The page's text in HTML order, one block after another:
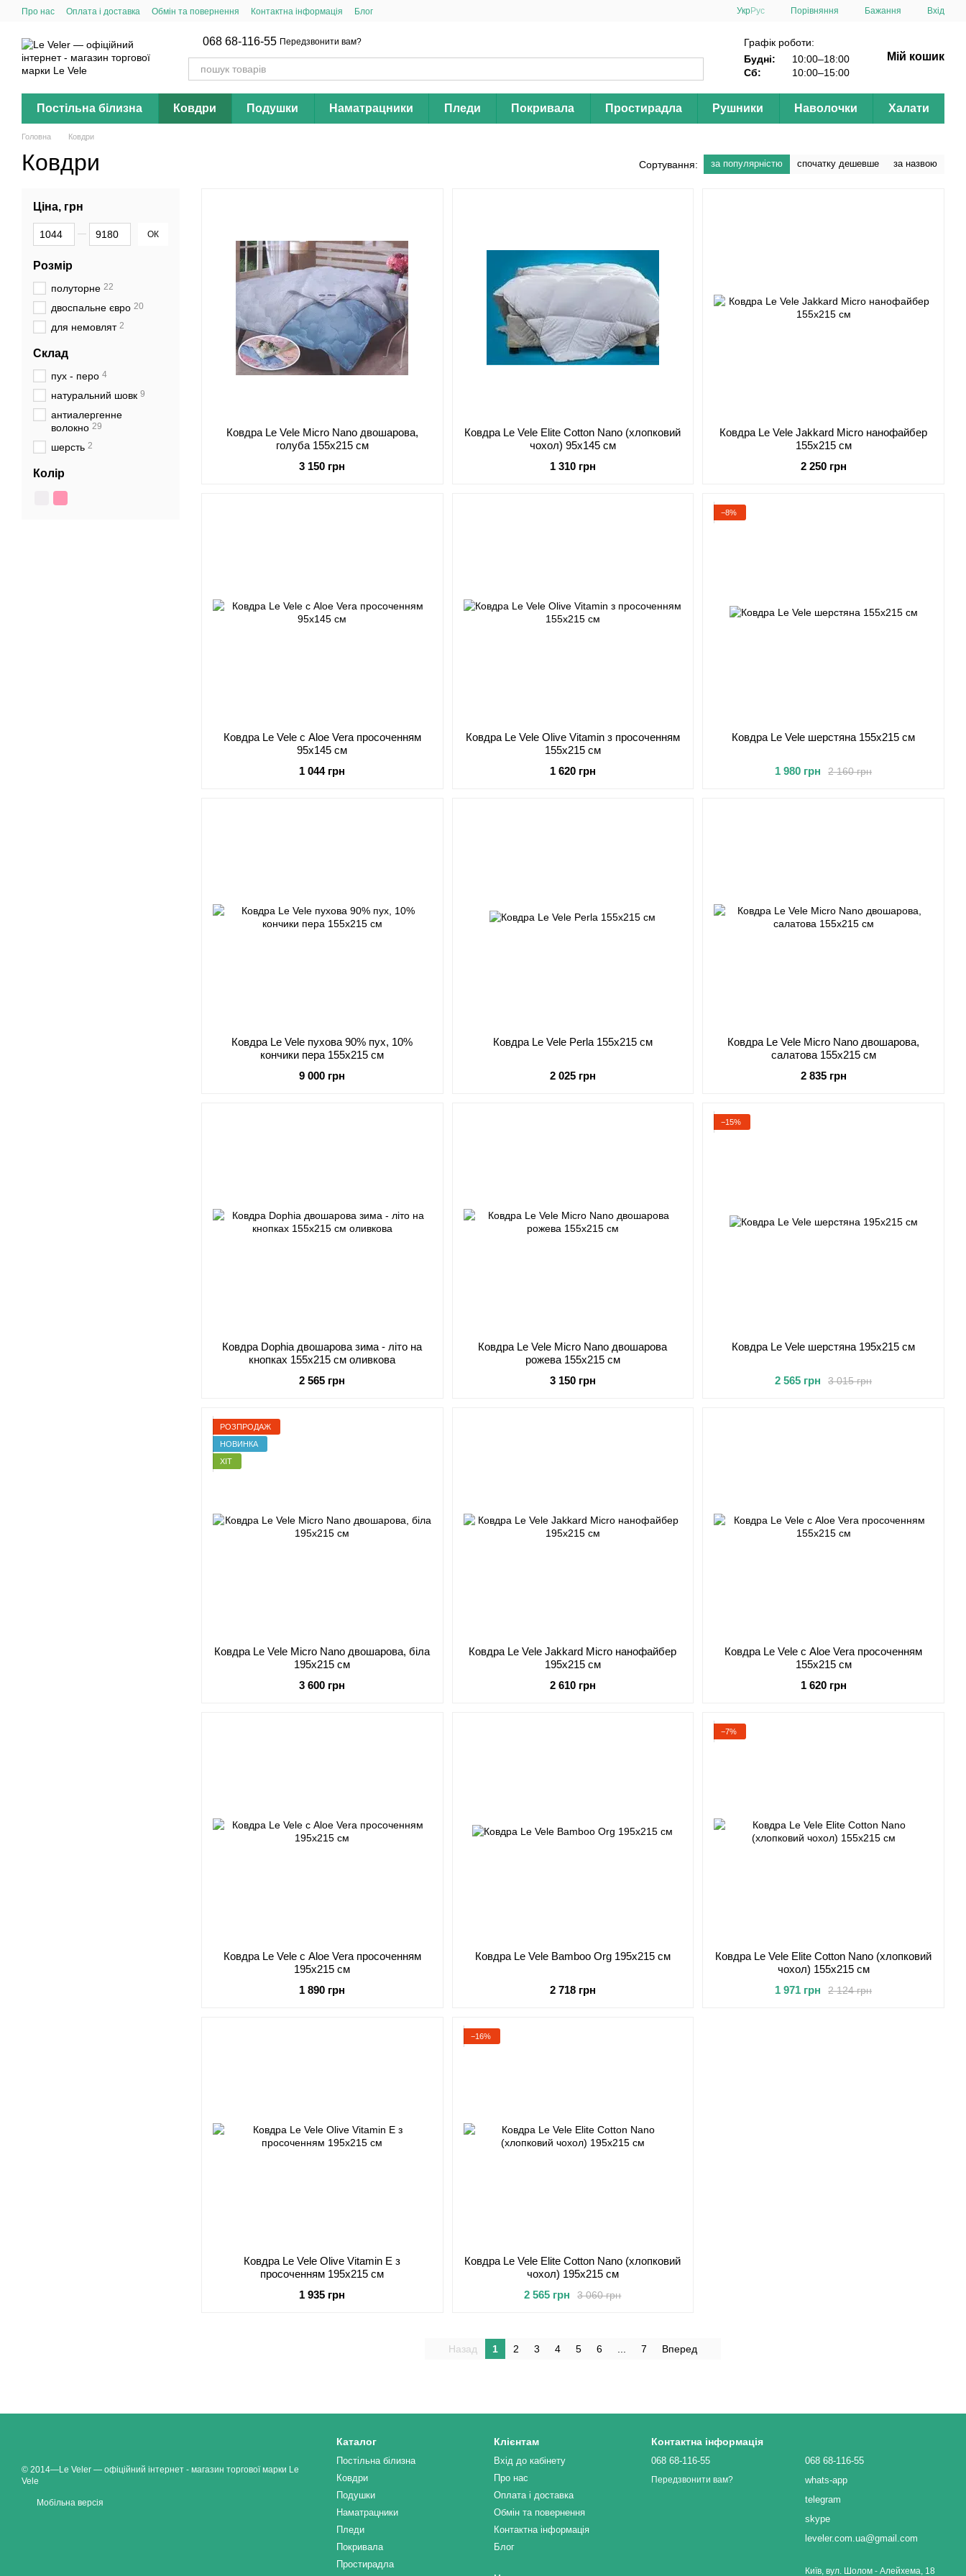
Перейти до основного контенту
Про нас Оплата і доставка Обмін та повернення Контактна інформація Блог УкрРус Порівняння Бажання Вхід
068 68-116-55 Передзвонити вам?
Графік роботи:
Будні:
10:00–18:00
Сб:
10:00–15:00
Мій кошик
Постільна білизна Ковдри Подушки Наматрацники Пледи Покривала Простирадла Рушники Наволочки Халати
Головна Ковдри
Ковдри Сортування: за популярністю спочатку дешевше за назвою
Ковдра Le Vele Micro Nano двошарова,
голуба 155х215 см
3 150 грн
Ковдра Le Vele Elite Cotton Nano (хлопковий
чохол) 95х145 см
1 310 грн
Ковдра Le Vele Jakkard Micro нанофайбер
155х215 см
2 250 грн
Ковдра Le Vele с Aloe Vera просоченням
95х145 см
1 044 грн
Ковдра Le Vele Olive Vitamin з просоченням
155х215 см
1 620 грн
−8%
Ковдра Le Vele шерстяна 155x215 см
2 160 грн
1 980 грн
Ковдра Le Vele пухова 90% пух, 10%
кончики пера 155х215 см
9 000 грн
Ковдра Le Vele Perla 155х215 см
2 025 грн
Ковдра Le Vele Micro Nano двошарова,
салатова 155х215 см
2 835 грн
Ковдра Dophia двошарова зима - літо на
кнопках 155х215 см оливкова
2 565 грн
Ковдра Le Vele Micro Nano двошарова
рожева 155х215 см
3 150 грн
−15%
Ковдра Le Vele шерстяна 195x215 см
3 015 грн
2 565 грн
РОЗПРОДАЖ
НОВИНКА
ХІТ
Ковдра Le Vele Micro Nano двошарова, біла
195x215 см
3 600 грн
Ковдра Le Vele Jakkard Micro нанофайбер
195х215 см
2 610 грн
Ковдра Le Vele с Aloe Vera просоченням
155х215 см
1 620 грн
Ковдра Le Vele с Aloe Vera просоченням
195х215 см
1 890 грн
Ковдра Le Vele Bamboo Org 195х215 см
2 718 грн
−7%
Ковдра Le Vele Elite Cotton Nano (хлопковий
чохол) 155х215 см
2 124 грн
1 971 грн
Ковдра Le Vele Olive Vitamin E з
просоченням 195х215 см
1 935 грн
−16%
Ковдра Le Vele Elite Cotton Nano (хлопковий
чохол) 195х215 см
3 060 грн
2 565 грн
Назад 1 2 3 4 5 6 7 Вперед
Ціна, грн
Від Ціна, грн
До Ціна, грн ОК
Розмір
полуторне 22
двоспальне євро 20
для немовлят 2
Склад
пух - перо 4
натуральний шовк 9
антиалергенне
волокно 29
шерсть 2
Колір
© 2014—Le Veler — офіційний інтернет - магазин торгової марки Le
Vele
Мобільна версія
Каталог
Постільна білизна
Ковдри
Подушки
Наматрацники
Пледи
Покривала
Простирадла
Клієнтам
Вхід до кабінету
Про нас
Оплата і доставка
Обмін та повернення
Контактна інформація
Блог
Контактна інформація
068 68-116-55
Передзвонити вам?
068 68-116-55
whats-app
telegram
skype
leveler.com.ua@gmail.com
Київ, вул. Шолом - Алейхема, 18